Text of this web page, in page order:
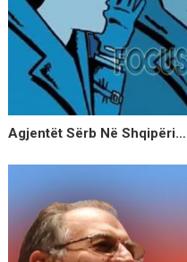
Agjentët Sërb Në